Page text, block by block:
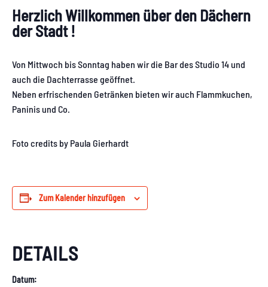
Herzlich Willkommen über den Dächern
der Stadt !
Von Mittwoch bis Sonntag haben wir die Bar des Studio 14 und
auch die Dachterrasse geöffnet.
Neben erfrischenden Getränken bieten wir auch Flammkuchen,
Paninis und Co.
Foto credits by Paula Gierhardt
Zum Kalender hinzufügen
DETAILS
Datum: